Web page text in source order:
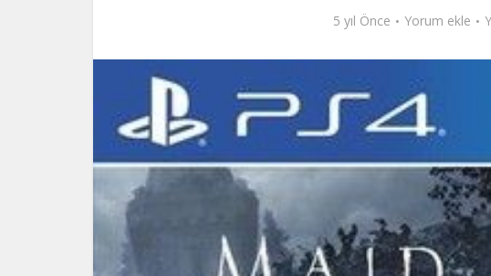
5 yıl Önce Yorum ekle